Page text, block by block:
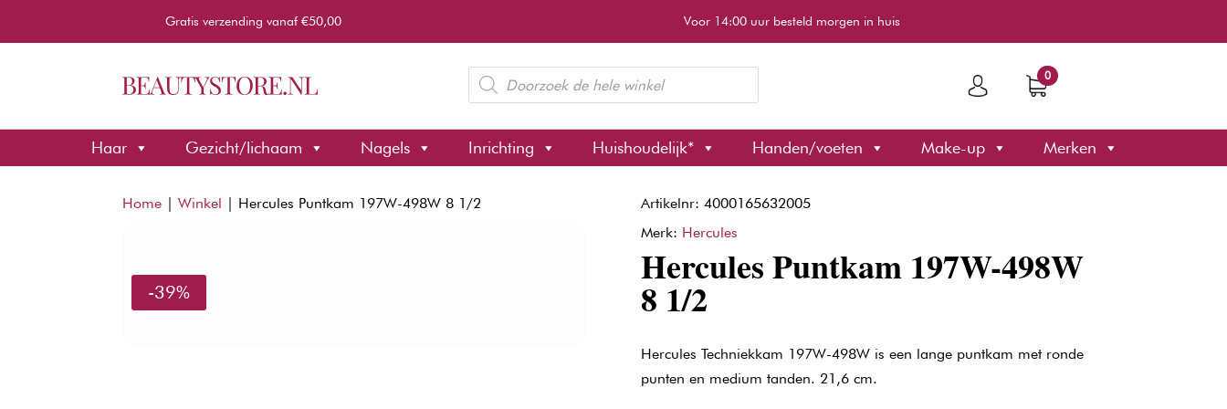
Gratis verzending vanaf €50,00 Voor 14:00 uur besteld morgen in huis
Producten
zoeken
0
Haar Gezicht/lichaam Nagels Inrichting Huishoudelijk* Handen/voeten Make-up Merken
Home |Winkel | Hercules Puntkam 197W-498W 8 1/2
-39%
Artikelnr: 4000165632005
Merk: Hercules
Hercules Puntkam 197W-498W
8 1/2
Hercules Techniekkam 197W-498W is een lange puntkam met ronde
punten en medium tanden. 21,6 cm.